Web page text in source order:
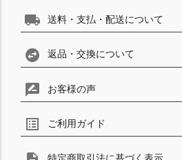
local_shipping 送料・支払・配送について
swap_horizontal_circle 返品・交換について
rate_review お客様の声
list_alt ご利用ガイド